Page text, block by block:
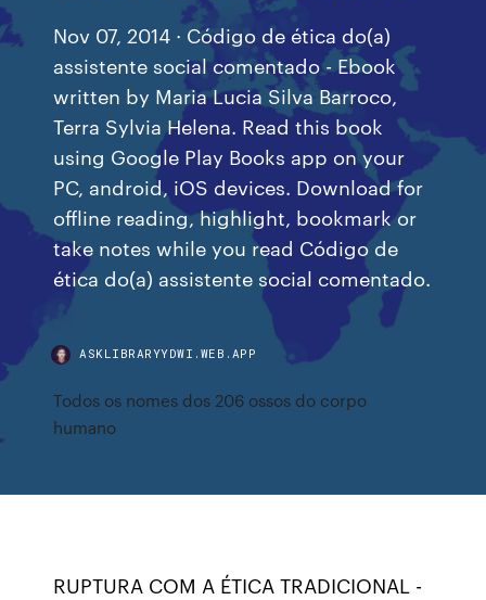
Nov 07, 2014 · Código de ética do(a)
assistente social comentado - Ebook
written by Maria Lucia Silva Barroco,
Terra Sylvia Helena. Read this book
using Google Play Books app on your
PC, android, iOS devices. Download for
offline reading, highlight, bookmark or
take notes while you read Código de
ética do(a) assistente social comentado.
ASKLIBRARYYDWI.WEB.APP
Todos os nomes dos 206 ossos do corpo
humano
RUPTURA COM A ÉTICA TRADICIONAL -